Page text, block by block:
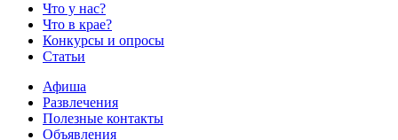
Что у нас?
Что в крае?
Конкурсы и опросы
Статьи
Афиша
Развлечения
Полезные контакты
Объявления